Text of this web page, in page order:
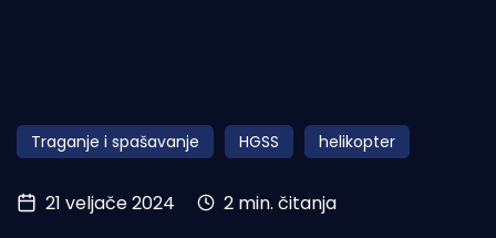
Obala
Otoci
Turizam i nautika
Traganje i spašavanje HGSS helikopter
21 veljače 2024 2 min. čitanja